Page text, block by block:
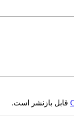
قابل بازنشر است.